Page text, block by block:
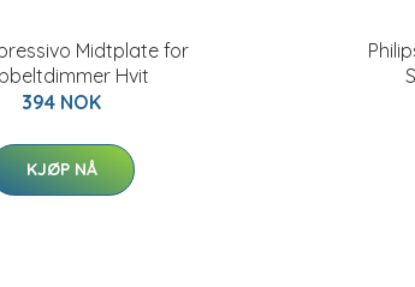
Midtplate for
Hvit
394 NOK
KJØP NÅ